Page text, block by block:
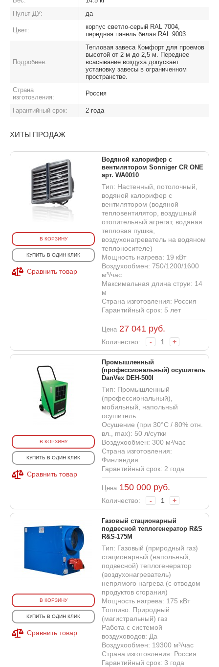
Пульт ДУ:
да
Цвет:
корпус светло-серый RAL 7004,
передняя панель белая RAL 9003
Подробнее:
Тепловая завеса Комфорт для проемов
высотой от 2 м до 2,5 м. Переднее
всасывание воздуха допускает
установку завесы в ограниченном
пространстве.
Страна
изготовления:
Россия
Гарантийный срок: 2 года
ХИТЫ ПРОДАЖ
В КОРЗИНУ
КУПИТЬ В ОДИН КЛИК
Сравнить товар
Водяной калорифер с
вентилятором Sonniger CR ONE
арт. WA0010
Тип: Настенный, потолочный,
водяной калорифер с
вентилятором (водяной
тепловентилятор, воздушный
отопительный агрегат, водяная
тепловая пушка,
воздухонагреватель на водяном
теплоносителе)
Мощность нагрева: 19 кВт
Воздухообмен: 750/1200/1600
м³/час
Максимальная длина струи: 14
м
Страна изготовления: Россия
Гарантийный срок: 5 лет
Цена 27 041 руб.
Количество: - +
В КОРЗИНУ
КУПИТЬ В ОДИН КЛИК
Сравнить товар
Промышленный
(профессиональный) осушитель
DanVex DEH-500I
Тип: Промышленный
(профессиональный),
мобильный, напольный
осушитель
Осушение (при 30°С / 80% отн.
вл., max): 50 л/сутки
Воздухообмен: 300 м³/час
Страна изготовления:
Финляндия
Гарантийный срок: 2 года
Цена 150 000 руб.
Количество: - +
В КОРЗИНУ
КУПИТЬ В ОДИН КЛИК
Сравнить товар
Газовый стационарный
подвесной теплогенератор R&S
R&S-175M
Тип: Газовый (природный газ)
стационарный (напольный,
подвесной) теплогенератор
(воздухонагреватель)
непрямого нагрева (с отводом
продуктов сгорания)
Мощность нагрева: 175 кВт
Топливо: Природный
(магистральный) газ
Работа с системой
воздуховодов: Да
Воздухообмен: 19300 м³/час
Страна изготовления: Россия
Гарантийный срок: 3 года